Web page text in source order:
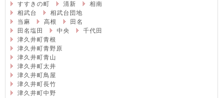
すすきの町
清新
相南
相武台
相武台団地
当麻
高根
田名
田名塩田
中央
千代田
津久井町青根
津久井町青野原
津久井町青山
津久井町太井
津久井町鳥屋
津久井町長竹
津久井町中野